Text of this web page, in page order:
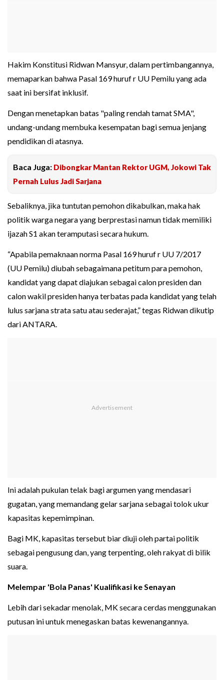
Hakim Konstitusi Ridwan Mansyur, dalam pertimbangannya,
memaparkan bahwa Pasal 169 huruf r UU Pemilu yang ada
saat ini bersifat inklusif.
Dengan menetapkan batas "paling rendah tamat SMA",
undang-undang membuka kesempatan bagi semua jenjang
pendidikan di atasnya.
Baca Juga: Dibongkar Mantan Rektor UGM, Jokowi Tak
Pernah Lulus Jadi Sarjana
Sebaliknya, jika tuntutan pemohon dikabulkan, maka hak
politik warga negara yang berprestasi namun tidak memiliki
ijazah S1 akan teramputasi secara hukum.
“Apabila pemaknaan norma Pasal 169 huruf r UU 7/2017
(UU Pemilu) diubah sebagaimana petitum para pemohon,
kandidat yang dapat diajukan sebagai calon presiden dan
calon wakil presiden hanya terbatas pada kandidat yang telah
lulus sarjana strata satu atau sederajat,” tegas Ridwan dikutip
dari ANTARA.
Ini adalah pukulan telak bagi argumen yang mendasari
gugatan, yang memandang gelar sarjana sebagai tolok ukur
kapasitas kepemimpinan.
Bagi MK, kapasitas tersebut biar diuji oleh partai politik
sebagai pengusung dan, yang terpenting, oleh rakyat di bilik
suara.
Melempar 'Bola Panas' Kualifikasi ke Senayan
Lebih dari sekadar menolak, MK secara cerdas menggunakan
putusan ini untuk menegaskan batas kewenangannya.